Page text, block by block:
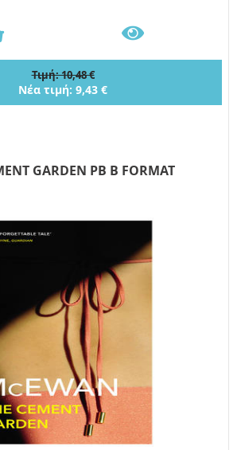
Τιμή: 10,48 €
Νέα τιμή: 9,43 €
GARDEN PB B FORMAT